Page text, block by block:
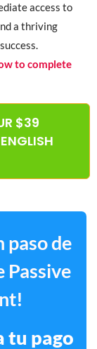
access to
a thriving
to complete
$39
paso de
Passive
tu pago